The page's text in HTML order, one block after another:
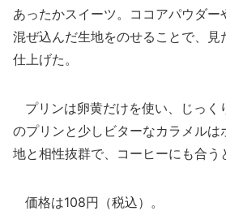
あったかスイーツ。ココアパウダー
混ぜ込んだ生地をのせることで、見
仕上げた。
プリンは卵黄だけを使い、じっく
のプリンと少しビターなカラメルは
地と相性抜群で、コーヒーにも合う
価格は108円（税込）。